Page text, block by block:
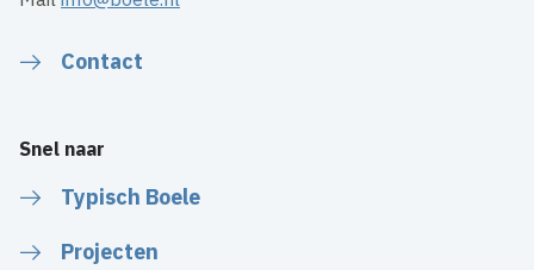
Contact
Snel naar
Typisch Boele
Projecten